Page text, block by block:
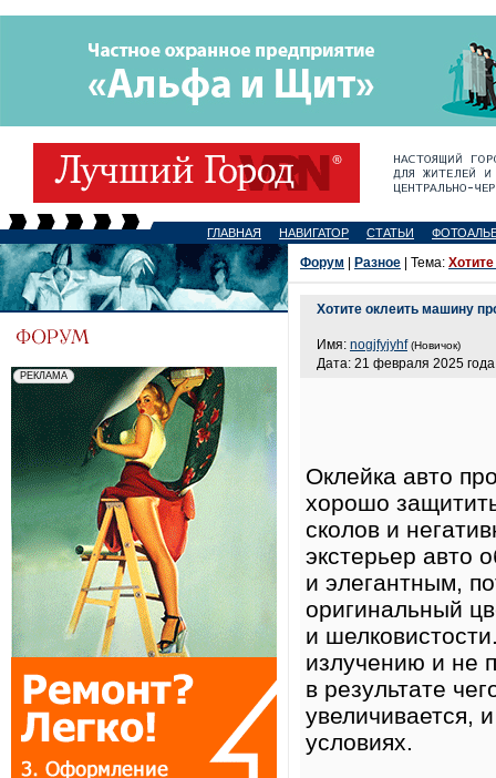
ГЛАВНАЯ НАВИГАТОР СТАТЬИ
Форум Разное | Тема:
Хотите оклеить машину
Имя: nogjfyjyhf (Новичок)
Дата: 21 февраля 2025
Оклейка авто
хорошо
сколов и
экстерьер авто
и элегантным,
оригинальный
и
излучению и не
в результате
увеличивается,
условиях.